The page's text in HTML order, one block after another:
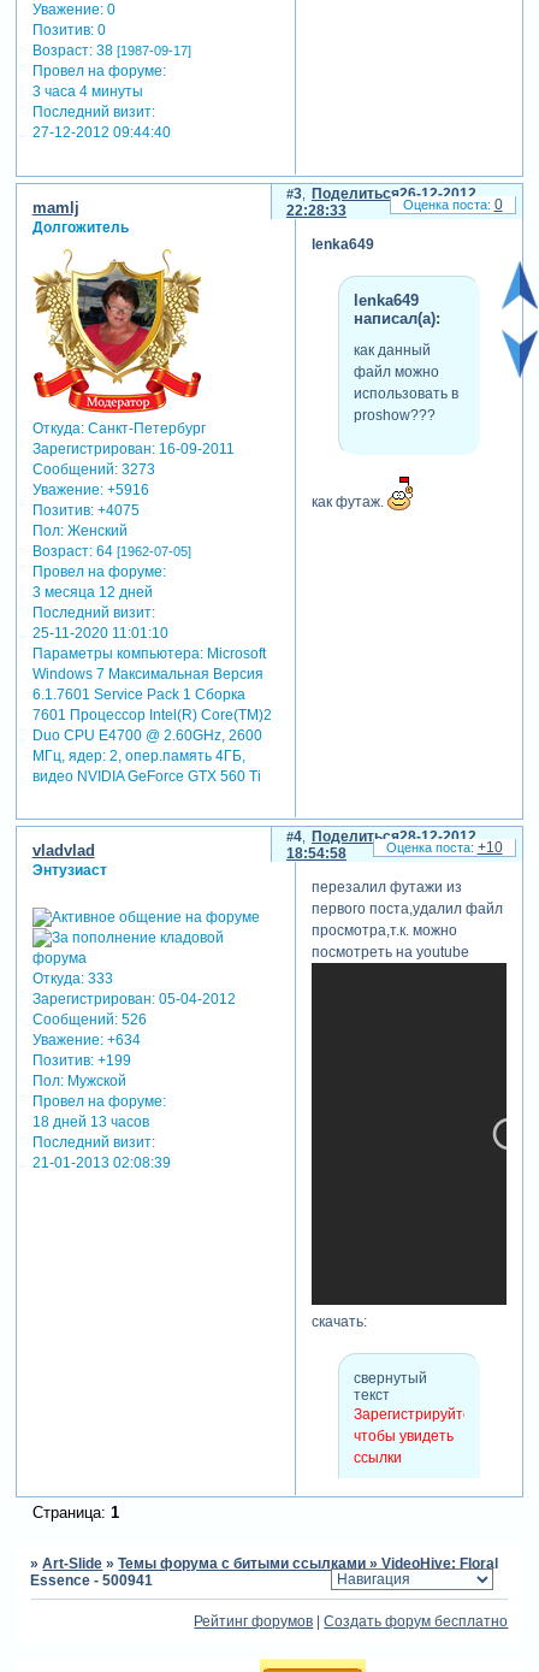
Уважение: 0
Позитив: 0
Возраст:38 [1987-09-17]
Провел на форуме:
3 часа 4 минуты
Последний визит:
27-12-2012 09:44:40
Поделиться
3
26-12-2012
22:28:33
mamlj
Долгожитель
Откуда:Санкт-Петербург
Зарегистрирован: 16-09-2011
Сообщений:3273
Уважение: +5916
Позитив: +4075
Пол:Женский
Возраст:64 [1962-07-05]
Провел на форуме:
3 месяца 12 дней
Последний визит:
25-11-2020 11:01:10
Параметры компьютера:Microsoft
Windows 7 Максимальная Версия
6.1.7601 Service Pack 1 Сборка
7601 Процессор Intel(R) Core(TM)2
Duo CPU E4700 @ 2.60GHz, 2600
МГц, ядер: 2, опер.память 4ГБ,
видео NVIDIA GeForce GTX 560 Ti
lenka649
lenka649
написал(а):
как данный
файл можно
использовать в
proshow???
как футаж.
0
Поделиться
4
28-12-2012
18:54:58
vladvlad
Энтузиаст
Откуда:333
Зарегистрирован: 05-04-2012
Сообщений:526
Уважение: +634
Позитив: +199
Пол:Мужской
Провел на форуме:
18 дней 13 часов
Последний визит:
21-01-2013 02:08:39
перезалил футажи из
первого поста,удалил файл
просмотра,т.к. можно
посмотреть на youtube
скачать:
свернутый
текст
Зарегистрируйтесь,
чтобы увидеть
ссылки
+10
Страница: 1
»Art-Slide »Темы форума с битыми ссылками »VideoHive: Floral
Essence - 500941
Рейтинг форумов |Создать форум бесплатно